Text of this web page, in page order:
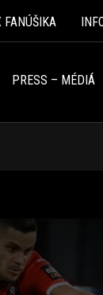
FANÚŠIKA
PRESS – MÉDIÁ